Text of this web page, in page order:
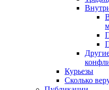
Курьезы
Сколько